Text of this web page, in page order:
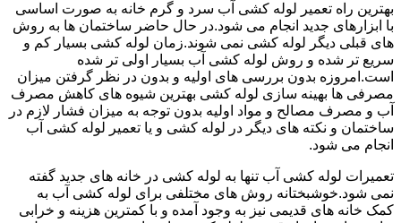
بهترین راه تعمیر لوله کشی آب سرد و گرم خانه به صورت اساسی
با ابزارهای جدید انجام می شود.در حال حاضر ساختمان ها به روش
های قبلی دیگر لوله کشی نمی شوند.زمان لوله کشی بسیار کم و
سریع تر شده و روش لوله کشی آب بسیار اولی تر شده
است.امروزه بدون بررسی های اولیه و بدون در نظر گرفتن میزان
مصرفی ها بهینه سازی لوله کشی بهترین شیوه های کاهش مصرف
آب و مصرف مصالح و مواد اولیه بدون توجه به میزان فشار لازم در
ساختمان و نکته های دیگر در لوله کشی و یا تعمیر لوله کشی آب
انجام می شود.
تعمیرات لوله کشی آب تنها به لوله کشی در خانه های جدید گفته
نمی شود.خوشبختانه روش های مختلفی برای لوله کشی آب به
کمک خانه های قدیمی نیز به وجود آمده و با کمترین هزینه و خرابی